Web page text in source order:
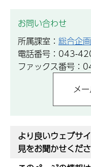
お問い合わせ
所属課室： 総合企
電話番号：043-
ファックス番号
より良いウェブサ
見をお聞かせくだ